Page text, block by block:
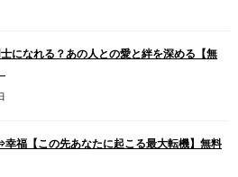
になれる？あの人との愛と絆を深める【無
福【この先あなたに起こる最大転機】無料